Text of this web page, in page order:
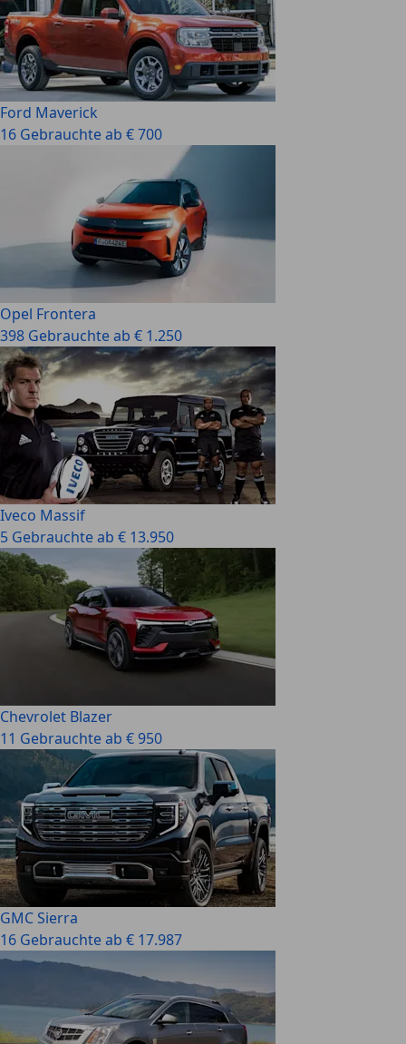
Ford Maverick
16 Gebrauchte ab € 700
Opel Frontera
398 Gebrauchte ab € 1.250
Iveco Massif
5 Gebrauchte ab € 13.950
Chevrolet Blazer
11 Gebrauchte ab € 950
GMC Sierra
16 Gebrauchte ab € 17.987